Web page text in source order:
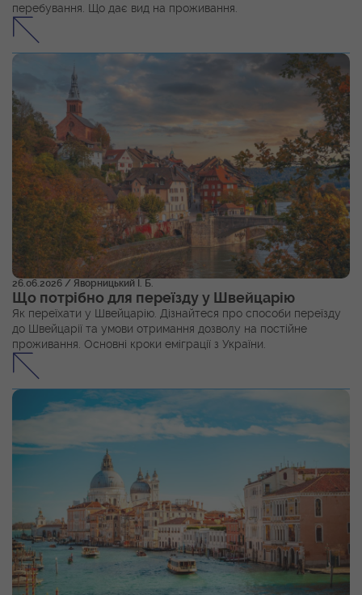
перебування. Що дає вид на проживання.
26.06.2026 / Яворницький І. Б.
Що потрібно для переїзду у Швейцарію
Як переїхати у Швейцарію. Дізнайтеся про способи переїзду
до Швейцарії та умови отримання дозволу на постійне
проживання. Основні кроки еміграції з України.